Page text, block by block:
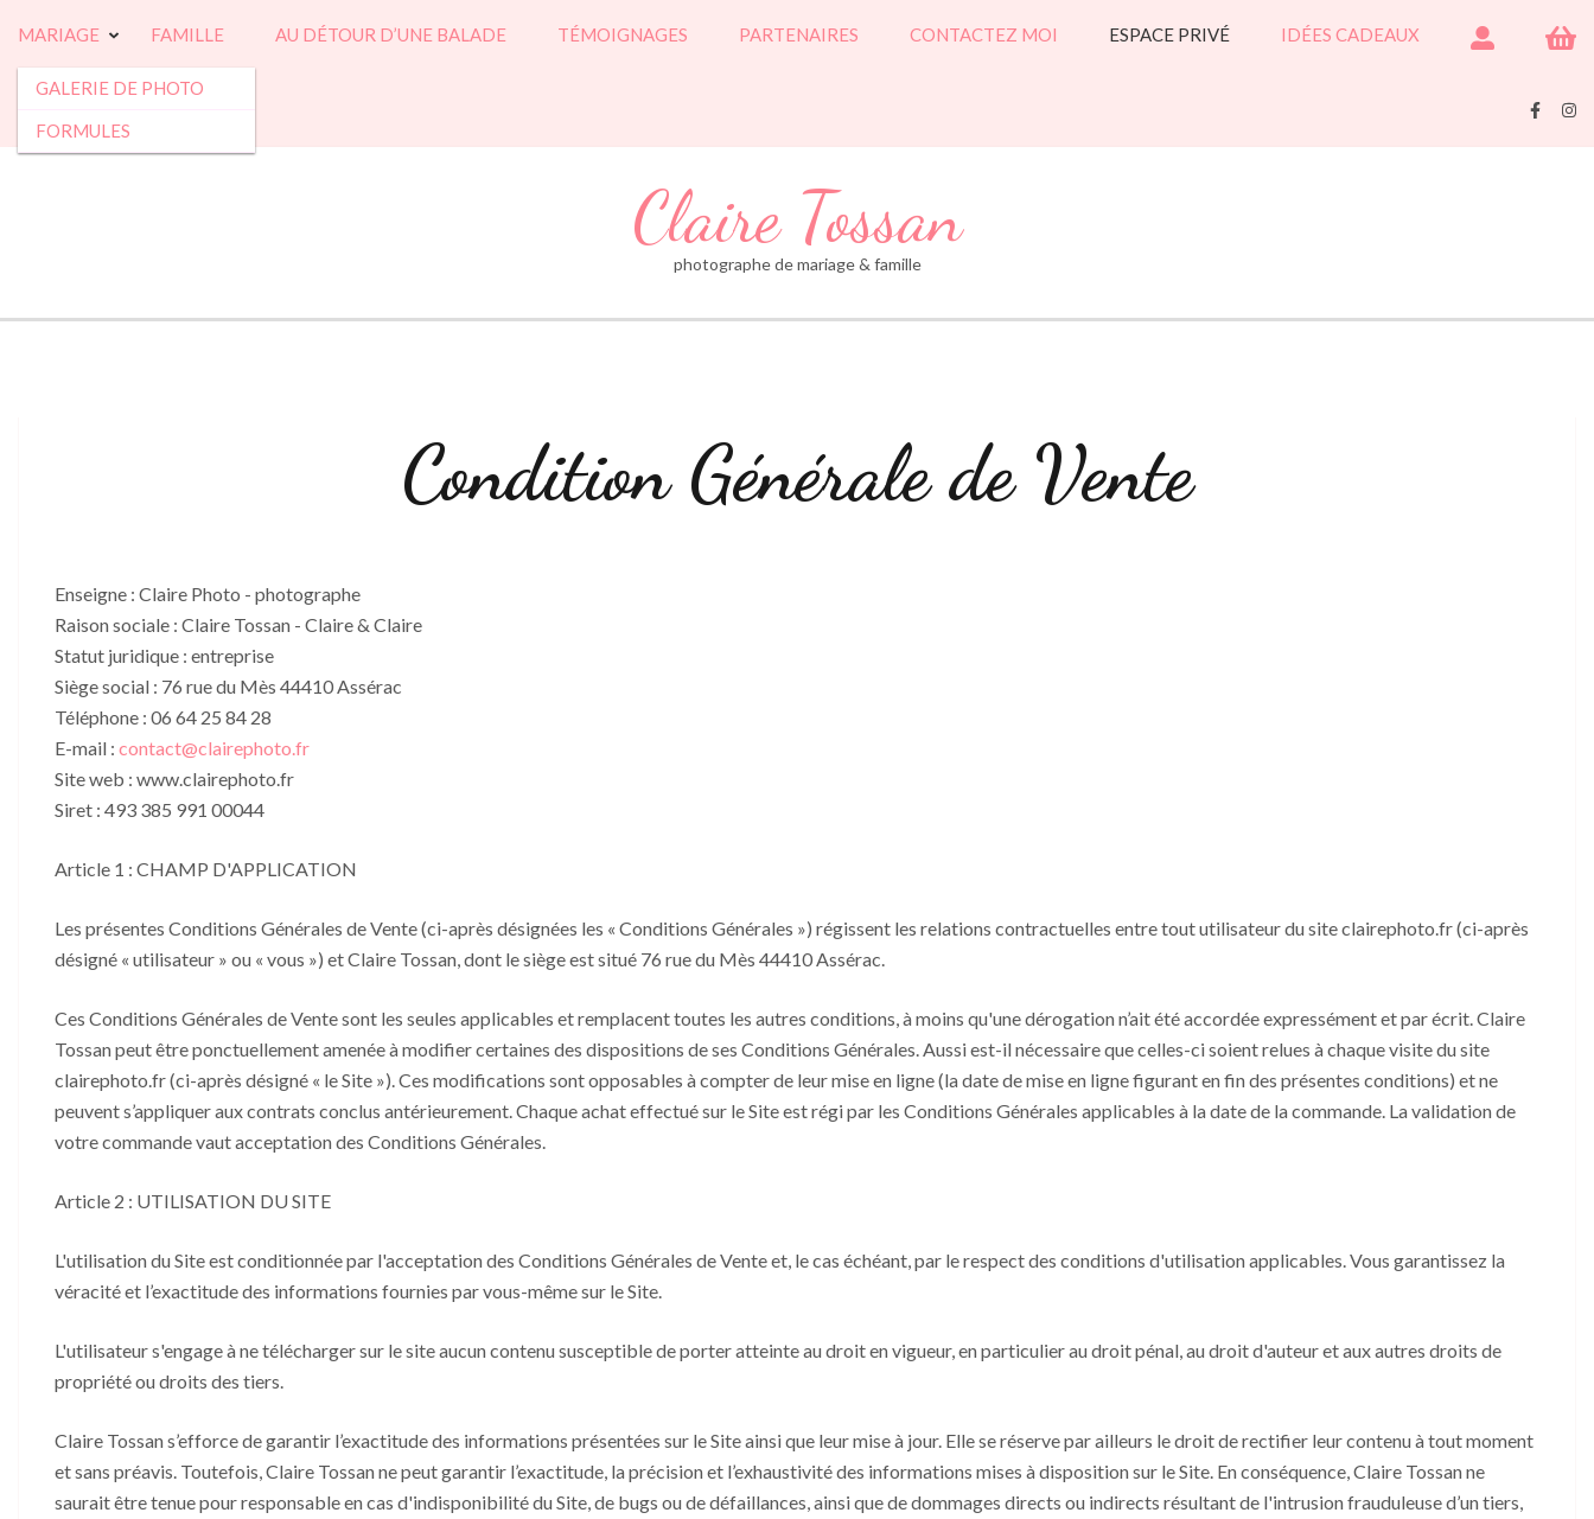
contenu
Entrée)
MARIAGE
GALERIE DE PHOTO
FORMULES
FAMILLE AU DÉTOUR D’UNE BALADE TÉMOIGNAGES PARTENAIRES CONTACTEZ MOI ESPACE PRIVÉ IDÉES CADEAUX
Claire Tossan
photographe de mariage & famille
Condition Générale de Vente
Enseigne : Claire Photo - photographe
Raison sociale : Claire Tossan - Claire & Claire
Statut juridique : entreprise
Siège social : 76 rue du Mès 44410 Assérac
Téléphone : 06 64 25 84 28
E-mail : contact@clairephoto.fr
Site web : www.clairephoto.fr
Siret : 493 385 991 00044
Article 1 : CHAMP D'APPLICATION
Les présentes Conditions Générales de Vente (ci-après désignées les « Conditions Générales ») régissent les relations contractuelles entre tout utilisateur du site clairephoto.fr (ci-après
désigné « utilisateur » ou « vous ») et Claire Tossan, dont le siège est situé 76 rue du Mès 44410 Assérac.
Ces Conditions Générales de Vente sont les seules applicables et remplacent toutes les autres conditions, à moins qu'une dérogation n’ait été accordée expressément et par écrit. Claire
Tossan peut être ponctuellement amenée à modifier certaines des dispositions de ses Conditions Générales. Aussi est-il nécessaire que celles-ci soient relues à chaque visite du site
clairephoto.fr (ci-après désigné « le Site »). Ces modifications sont opposables à compter de leur mise en ligne (la date de mise en ligne figurant en fin des présentes conditions) et ne
peuvent s’appliquer aux contrats conclus antérieurement. Chaque achat effectué sur le Site est régi par les Conditions Générales applicables à la date de la commande. La validation de
votre commande vaut acceptation des Conditions Générales.
Article 2 : UTILISATION DU SITE
L'utilisation du Site est conditionnée par l'acceptation des Conditions Générales de Vente et, le cas échéant, par le respect des conditions d'utilisation applicables. Vous garantissez la
véracité et l’exactitude des informations fournies par vous-même sur le Site.
L'utilisateur s'engage à ne télécharger sur le site aucun contenu susceptible de porter atteinte au droit en vigueur, en particulier au droit pénal, au droit d'auteur et aux autres droits de
propriété ou droits des tiers.
Claire Tossan s’efforce de garantir l’exactitude des informations présentées sur le Site ainsi que leur mise à jour. Elle se réserve par ailleurs le droit de rectifier leur contenu à tout moment
et sans préavis. Toutefois, Claire Tossan ne peut garantir l’exactitude, la précision et l’exhaustivité des informations mises à disposition sur le Site. En conséquence, Claire Tossan ne
saurait être tenue pour responsable en cas d'indisponibilité du Site, de bugs ou de défaillances, ainsi que de dommages directs ou indirects résultant de l'intrusion frauduleuse d’un tiers,